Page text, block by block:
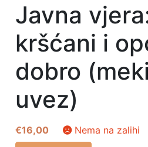
Javna
kršćani i
dobro (meki
uvez)
€16,00
Nema na zalihi